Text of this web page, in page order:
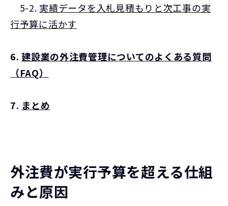
5-2. 実績データを入札見積もりと次工事の実
行予算に活かす
6. 建設業の外注費管理についてのよくある質問
（FAQ）
7. まとめ
外注費が実行予算を超える仕組
みと原因